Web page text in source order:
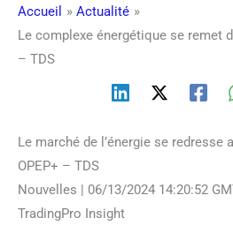
Accueil
Actualité
Le complexe énergétique se remet
– TDS
Le marché de l’énergie se redresse
OPEP+ – TDS
Nouvelles | 06/13/2024 14:20:52
TradingPro Insight